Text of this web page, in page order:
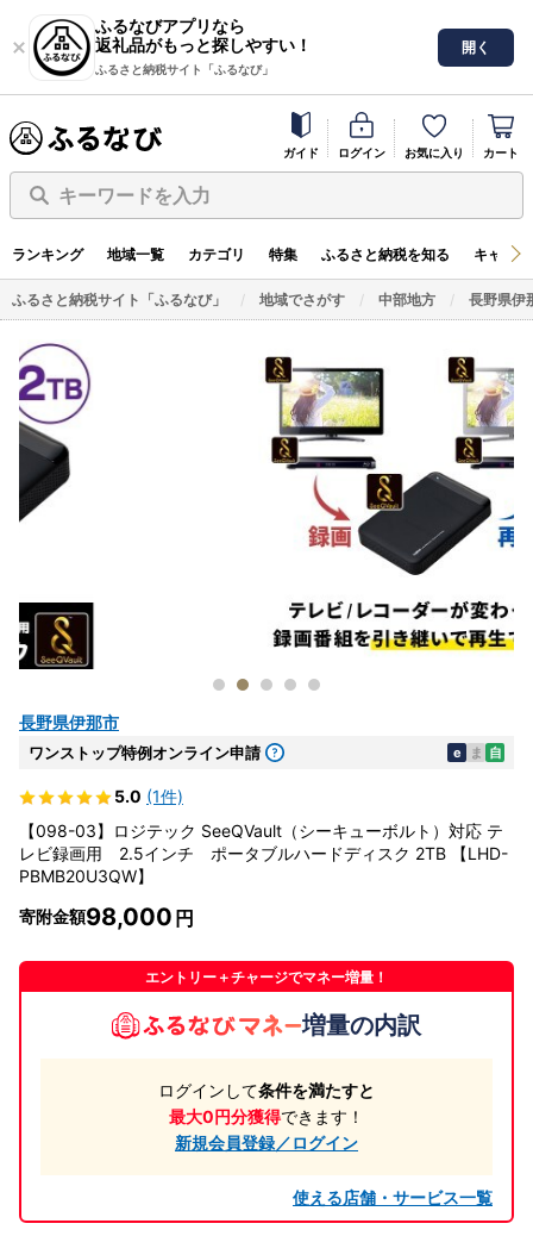
ふるなびアプリなら
返礼品がもっと探しやすい！
ふるさと納税サイト「ふるなび」
開く
ガイド ログイン お気に入り カート
キーワードを入力
ランキング 地域一覧 カテゴリ 特集 ふるさと納税を知る キャン
ふるさと納税サイト「ふるなび」 地域でさがす 中部地方 長野県伊
長野県伊那市
ワンストップ特例オンライン申請 e ま 自
5.0 (1件)
【098-03】ロジテック SeeQVault（シーキューボルト）対応 テ
レビ録画用 2.5インチ ポータブルハードディスク 2TB 【LHD-
PBMB20U3QW】
寄附金額98,000
エントリー＋チャージでマネー増量！
増量の内訳
ログインして条件を満たすと
最大0円分獲得できます！
新規会員登録／ログイン
使える店舗・サービス一覧